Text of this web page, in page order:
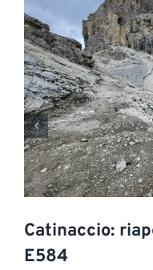
Catinaccio:
E584